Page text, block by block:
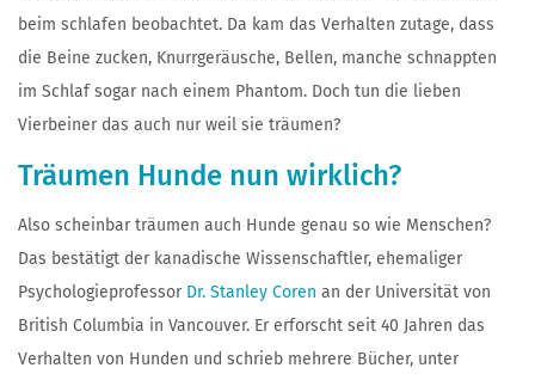
beim schlafen beobachtet. Da kam das Verhalten zutage, dass
die Beine zucken, Knurrgeräusche, Bellen, manche schnappten
im Schlaf sogar nach einem Phantom. Doch tun die lieben
Vierbeiner das auch nur weil sie träumen?
Träumen Hunde nun wirklich?
Also scheinbar träumen auch Hunde genau so wie Menschen?
Das bestätigt der kanadische Wissenschaftler, ehemaliger
Psychologieprofessor Dr. Stanley Coren an der Universität von
British Columbia in Vancouver. Er erforscht seit 40 Jahren das
Verhalten von Hunden und schrieb mehrere Bücher, unter